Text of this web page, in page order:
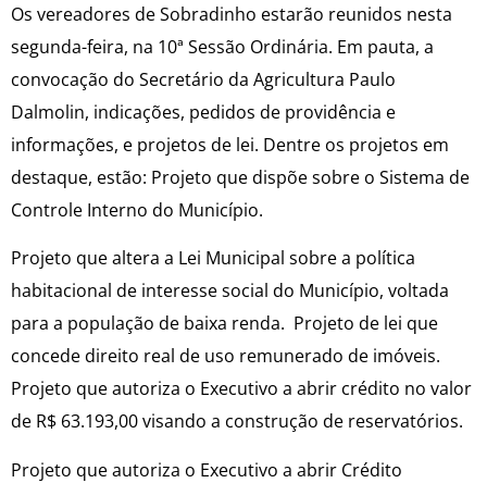
Os vereadores de Sobradinho estarão reunidos nesta
segunda-feira, na 10ª Sessão Ordinária. Em pauta, a
convocação do Secretário da Agricultura Paulo
Dalmolin, indicações, pedidos de providência e
informações, e projetos de lei. Dentre os projetos em
destaque, estão: Projeto que dispõe sobre o Sistema de
Controle Interno do Município.
Projeto que altera a Lei Municipal sobre a política
habitacional de interesse social do Município, voltada
para a população de baixa renda. Projeto de lei que
concede direito real de uso remunerado de imóveis.
Projeto que autoriza o Executivo a abrir crédito no valor
de R$ 63.193,00 visando a construção de reservatórios.
Projeto que autoriza o Executivo a abrir Crédito